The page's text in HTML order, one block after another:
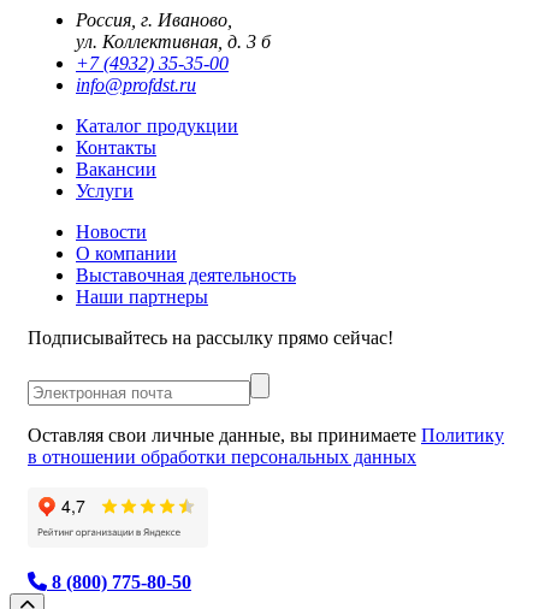
Россия, г. Иваново,
ул. Коллективная, д. 3 б
+7 (4932) 35-35-00
info@profdst.ru
Каталог продукции
Контакты
Вакансии
Услуги
Новости
О компании
Выставочная деятельность
Наши партнеры
Подписывайтесь на рассылку прямо сейчас!
Оставляя свои личные данные, вы принимаете Политику
в отношении обработки персональных данных
8 (800) 775-80-50